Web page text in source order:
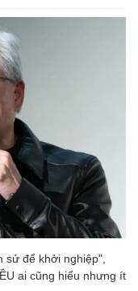
sử để khởi nghiệp",
ai cũng hiểu nhưng ít